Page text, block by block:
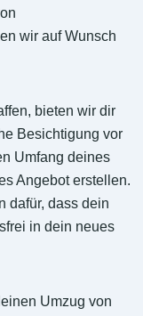
wir auf Wunsch
bieten wir dir
Besichtigung vor
Umfang deines
Angebot erstellen.
dafür, dass dein
in dein neues
Umzug von